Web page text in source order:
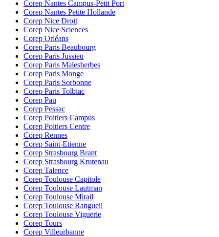
Corep Nantes Campus-Petit Port
Corep Nantes Petite Hollande
Corep Nice Droit
Corep Nice Sciences
Corep Orléans
Corep Paris Beaubourg
Corep Paris Jussieu
Corep Paris Malesherbes
Corep Paris Monge
Corep Paris Sorbonne
Corep Paris Tolbiac
Corep Pau
Corep Pessac
Corep Poitiers Campus
Corep Poitiers Centre
Corep Rennes
Corep Saint-Etienne
Corep Strasbourg Brant
Corep Strasbourg Krutenau
Corep Talence
Corep Toulouse Capitole
Corep Toulouse Lautman
Corep Toulouse Mirail
Corep Toulouse Rangueil
Corep Toulouse Viguerie
Corep Tours
Corep Villeurbanne